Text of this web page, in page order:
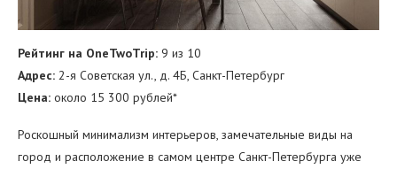
Рейтинг на OneTwoTrip: 9 из 10
Адрес: 2-я Советская ул., д. 4Б, Санкт-Петербург
Цена: около 15 300 рублей*
Роскошный минимализм интерьеров, замечательные виды на
город и расположение в самом центре Санкт-Петербурга уже